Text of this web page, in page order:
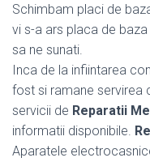
Schimbam placi de
vi s-a ars placa de
sa ne sunati.
Inca de la infiintarea
fost si ramane servirea
servicii de Reparatii
informatii disponibile.
Aparatele